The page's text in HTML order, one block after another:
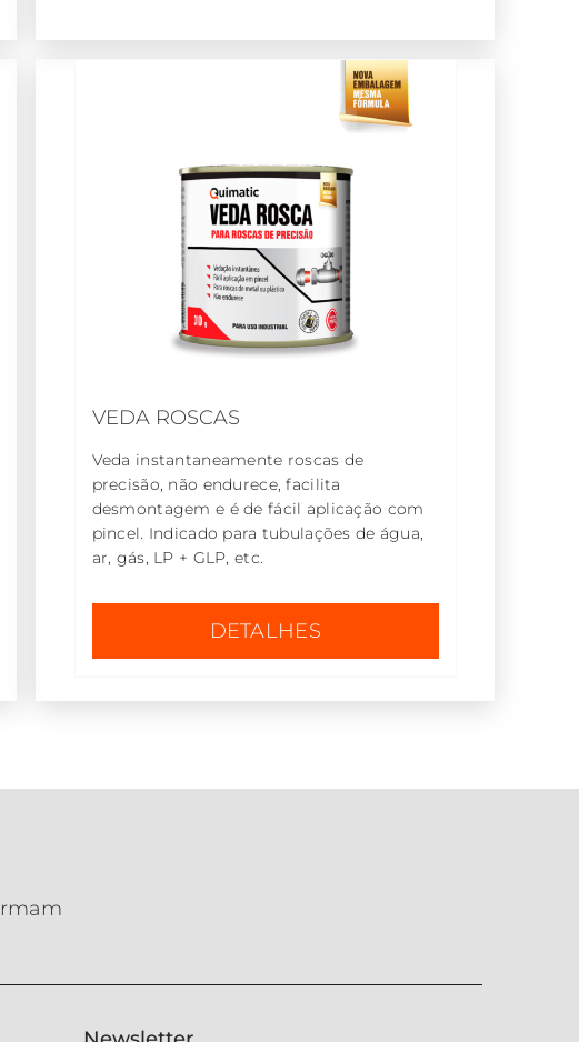
VEDA ROSCAS
Veda instantaneamente roscas de
precisão, não endurece, facilita
desmontagem e é de fácil aplicação com
pincel. Indicado para tubulações de água,
ar, gás, LP + GLP, etc.
DETALHES